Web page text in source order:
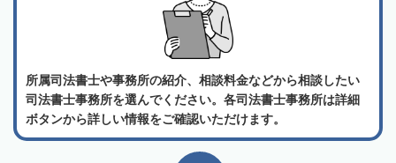
所属司法書士や事務所の紹介、相談料金などから相談したい
司法書士事務所を選んでください。各司法書士事務所は詳細
ボタンから詳しい情報をご確認いただけます。